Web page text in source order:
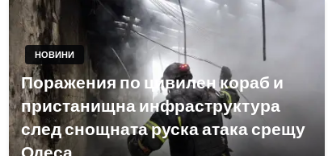
НОВИНИ
Поражения по цивилен кораб и
пристанищна инфраструктура
след снощната руска атака срещу
Одеса